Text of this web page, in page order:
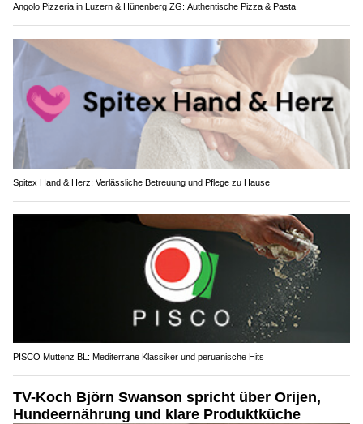
Angolo Pizzeria in Luzern & Hünenberg ZG: Authentische Pizza & Pasta
Spitex Hand & Herz: Verlässliche Betreuung und Pflege zu Hause
PISCO Muttenz BL: Mediterrane Klassiker und peruanische Hits
TV-Koch Björn Swanson spricht über Orijen,
Hundeernährung und klare Produktküche